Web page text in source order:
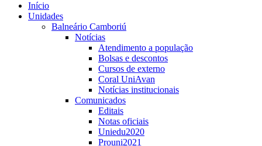
Início
Unidades
Balneário Camboriú
Notícias
Atendimento a população
Bolsas e descontos
Cursos de externo
Coral UniAvan
Notícias institucionais
Comunicados
Editais
Notas oficiais
Uniedu2020
Prouni2021